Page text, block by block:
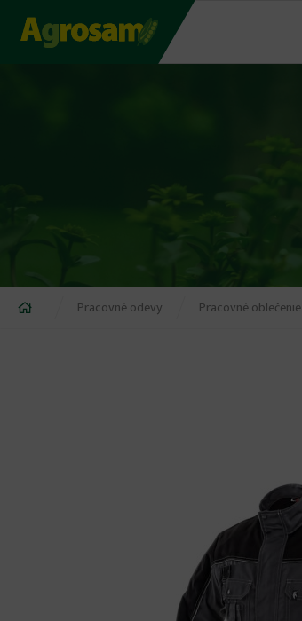
Jump
Nachádzate
Pracovné odevy Pracovné oblečenie